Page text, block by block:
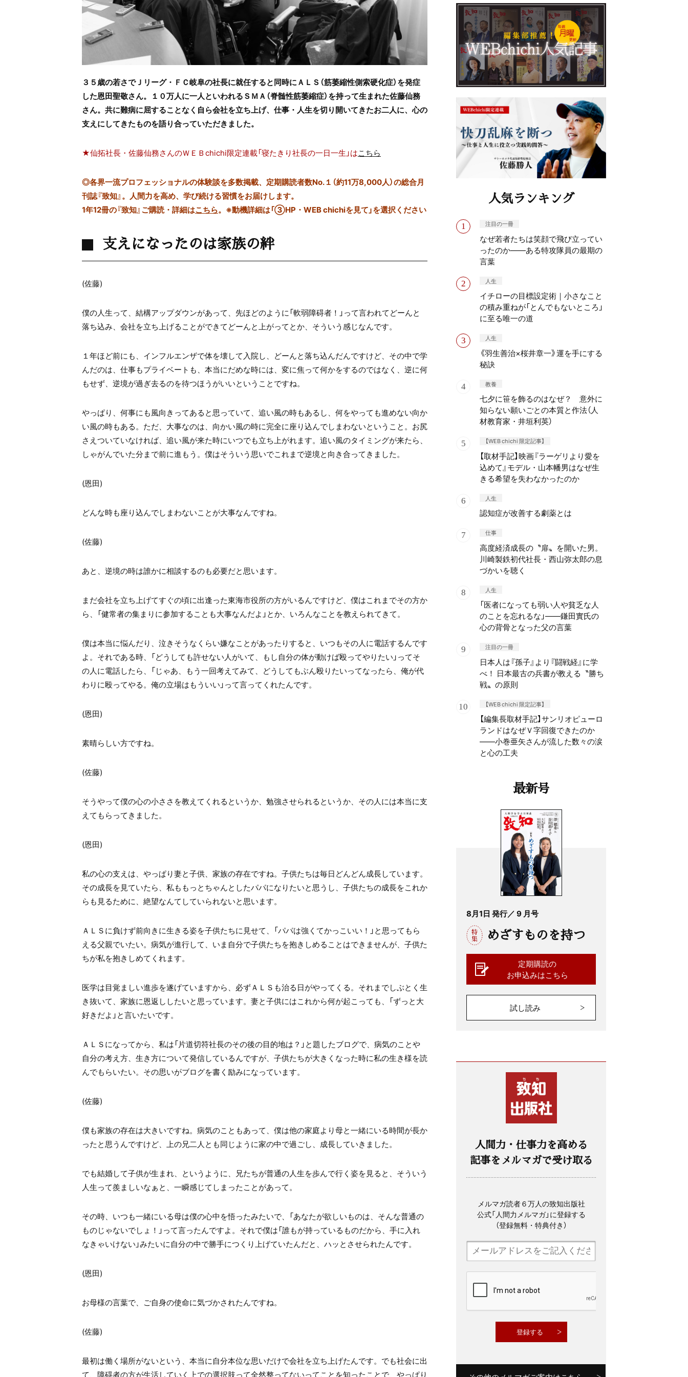
３５歳の若さでＪリーグ・ＦＣ岐阜の社長に就任すると同時にＡＬＳ（筋萎縮性側索硬化症）を発症
した恩田聖敬さん。１０万人に一人といわれるＳＭＡ（脊髄性筋萎縮症）を持って生まれた佐藤仙務
さん。共に難病に屈することなく自ら会社を立ち上げ、仕事・人生を切り開いてきたお二人に、心の
支えにしてきたものを語り合っていただきました。
★仙拓社長・佐藤仙務さんのＷＥＢchichi限定連載「寝たきり社長の一日一生」はこちら
◎各界一流プロフェッショナルの体験談を多数掲載、定期購読者数No.１（約11万8,000人）の総合月
刊誌『致知』。人間力を高め、学び続ける習慣をお届けします。
1年12冊の『致知』ご購読・詳細はこちら。 ※動機詳細は「③HP・WEB chichiを見て」を選択ください
支えになったのは家族の絆
(佐藤)
僕の人生って、結構アップダウンがあって、先ほどのように「軟弱障碍者！」って言われてどーんと
落ち込み、会社を立ち上げることができてどーんと上がってとか、そういう感じなんです。
１年ほど前にも、インフルエンザで体を壊して入院し、どーんと落ち込んだんですけど、その中で学
んだのは、仕事もプライベートも、本当にだめな時には、変に焦って何かをするのではなく、逆に何
もせず、逆境が過ぎ去るのを待つほうがいいということですね。
やっぱり、何事にも風向きってあると思っていて、追い風の時もあるし、何をやっても進めない向か
い風の時もある。ただ、大事なのは、向かい風の時に完全に座り込んでしまわないということ。お尻
さえついていなければ、追い風が来た時にいつでも立ち上がれます。追い風のタイミングが来たら、
しゃがんでいた分まで前に進もう。僕はそういう思いでこれまで逆境と向き合ってきました。
(恩田)
どんな時も座り込んでしまわないことが大事なんですね。
(佐藤)
あと、逆境の時は誰かに相談するのも必要だと思います。
まだ会社を立ち上げてすぐの頃に出逢った東海市役所の方がいるんですけど、僕はこれまでその方か
ら、「健常者の集まりに参加することも大事なんだよ」とか、いろんなことを教えられてきて。
僕は本当に悩んだり、泣きそうなくらい嫌なことがあったりすると、いつもその人に電話するんです
よ。それである時、「どうしても許せない人がいて、もし自分の体が動けば殴ってやりたい」ってそ
の人に電話したら、「じゃあ、もう一回考えてみて、どうしてもぶん殴りたいってなったら、俺が代
わりに殴ってやる。俺の立場はもういい」って言ってくれたんです。
(恩田)
素晴らしい方ですね。
(佐藤)
そうやって僕の心の小ささを教えてくれるというか、勉強させられるというか、その人には本当に支
えてもらってきました。
(恩田)
私の心の支えは、やっぱり妻と子供、家族の存在ですね。子供たちは毎日どんどん成長しています。
その成長を見ていたら、私ももっとちゃんとしたパパになりたいと思うし、子供たちの成長をこれか
らも見るために、絶望なんてしていられないと思います。
ＡＬＳに負けず前向きに生きる姿を子供たちに見せて、「パパは強くてかっこいい！」と思ってもら
える父親でいたい。病気が進行して、いま自分で子供たちを抱きしめることはできませんが、子供た
ちが私を抱きしめてくれます。
医学は目覚ましい進歩を遂げていますから、必ずＡＬＳも治る日がやってくる。それまでしぶとく生
き抜いて、家族に恩返ししたいと思っています。妻と子供にはこれから何が起こっても、「ずっと大
好きだよ」と言いたいです。
ＡＬＳになってから、私は「片道切符社長のその後の目的地は？」と題したブログで、病気のことや
自分の考え方、生き方について発信しているんですが、子供たちが大きくなった時に私の生き様を読
んでもらいたい。その思いがブログを書く励みになっています。
(佐藤)
僕も家族の存在は大きいですね。病気のこともあって、僕は他の家庭より母と一緒にいる時間が長か
ったと思うんですけど、上の兄二人とも同じように家の中で過ごし、成長していきました。
でも結婚して子供が生まれ、というように、兄たちが普通の人生を歩んで行く姿を見ると、そういう
人生って羨ましいなぁと、一瞬感じてしまったことがあって。
その時、いつも一緒にいる母は僕の心中を悟ったみたいで、「あなたが欲しいものは、そんな普通の
ものじゃないでしょ！」って言ったんですよ。それで僕は「誰もが持っているものだから、手に入れ
なきゃいけない」みたいに自分の中で勝手につくり上げていたんだと、ハッとさせられたんです。
(恩田)
お母様の言葉で、ご自身の使命に気づかされたんですね。
(佐藤)
最初は働く場所がないという、本当に自分本位な思いだけで会社を立ち上げたんです。でも社会に出
て、障碍者の方が生活していく上での選択肢って全然整ってないってことを知ったことで、やっぱり
人気ランキング
注目の一冊
なぜ若者たちは笑顔で飛び立ってい
ったのか——ある特攻隊員の最期の
言葉
人生
イチローの目標設定術｜小さなこと
の積み重ねが「とんでもないところ」
に至る唯一の道
人生
《羽生善治×桜井章一》運を手にする
秘訣
教養
七夕に笹を飾るのはなぜ？ 意外に
知らない願いごとの本質と作法（人
材教育家・井垣利英）
【WEB chichi 限定記事】
【取材手記】映画『ラーゲリより愛を
込めて』モデル・山本幡男はなぜ生
きる希望を失わなかったのか
人生
認知症が改善する劇薬とは
仕事
高度経済成長の〝扉〟を開いた男。
川崎製鉄初代社長・西山弥太郎の息
づかいを聴く
人生
「医者になっても弱い人や貧乏な人
のことを忘れるな」——鎌田實氏の
心の背骨となった父の言葉
注目の一冊
日本人は『孫子』より『闘戦経』に学
べ！ 日本最古の兵書が教える〝勝ち
戦〟の原則
【WEB chichi 限定記事】
【編集長取材手記】サンリオピューロ
ランドはなぜＶ字回復できたのか
——小巻亜矢さんが流した数々の涙
と心の工夫
最新号
8月1日 発行／ 9 月号
めざすものを持つ
定期購読の
お申込みはこちら
試し読み
人間力・仕事力を高める
記事をメルマガで受け取る
メルマガ読者６万人の致知出版社
公式「人間力メルマガ」に登録する
（登録無料・特典付き）